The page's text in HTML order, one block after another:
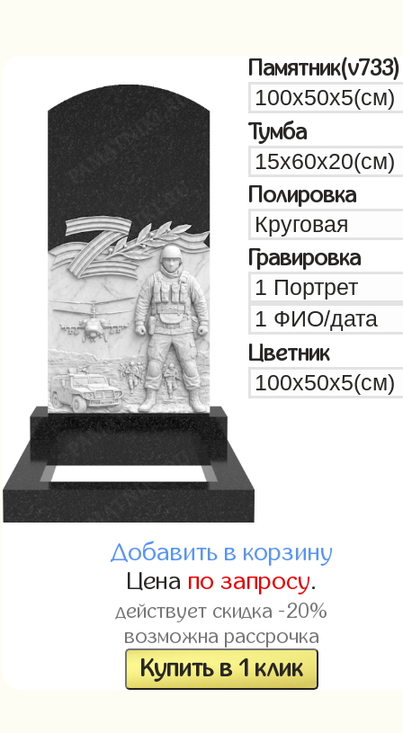
Памятник(v733)
Тумба
Полировка
Гравировка
Цветник
Добавить в корзину
Цена по запросу.
действует скидка -20%
возможна рассрочка
Купить в 1 клик